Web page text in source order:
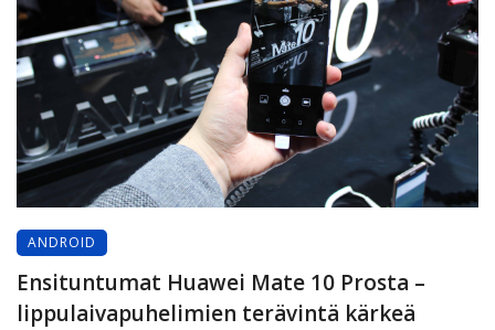
ANDROID
Ensituntumat Huawei Mate 10 Prosta –
lippulaivapuhelimien terävintä kärkeä